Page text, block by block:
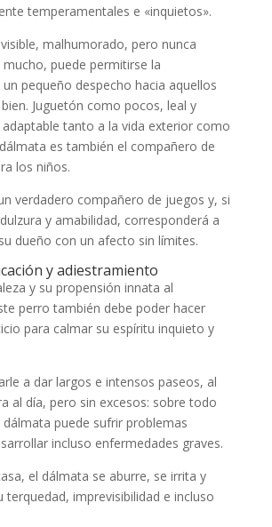
temperamentales e «inquietos».
malhumorado, pero nunca
puede permitirse la
pequeño despecho hacia aquellos
Juguetón como pocos, leal y
tanto a la vida exterior como
es también el compañero de
los niños.
verdadero compañero de juegos y, si
y amabilidad, corresponderá a
dueño con un afecto sin límites.
y adiestramiento
y su propensión innata al
perro también debe poder hacer
para calmar su espíritu inquieto y
a dar largos e intensos paseos, al
al día, pero sin excesos: sobre todo
puede sufrir problemas
incluso enfermedades graves.
el dálmata se aburre, se irrita y
terquedad, imprevisibilidad e incluso